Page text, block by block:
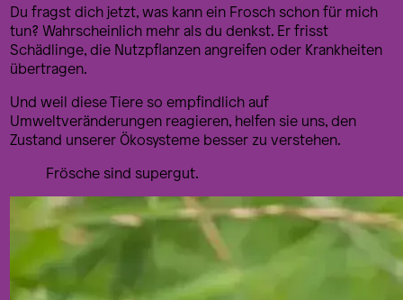
Du fragst dich jetzt, was kann ein Frosch schon für mich
tun? Wahrscheinlich mehr als du denkst. Er frisst
Schädlinge, die Nutzpflanzen angreifen oder Krankheiten
übertragen.
Und weil diese Tiere so empfindlich auf
Umweltveränderungen reagieren, helfen sie uns, den
Zustand unserer Ökosysteme besser zu verstehen.
Frösche sind supergut.